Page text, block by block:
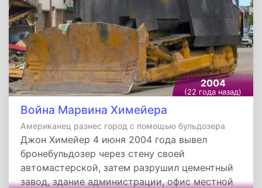
разрядное привела к зависанию компьютера.
2004
(22 года назад)
Война Марвина Химейера
Американец разнес город с помощью бульдозера
Джон Химейер 4 июня 2004 года вывел
бронебульдозер через стену своей
автомастерской, затем разрушил цементный
завод, здание администрации, офис местной